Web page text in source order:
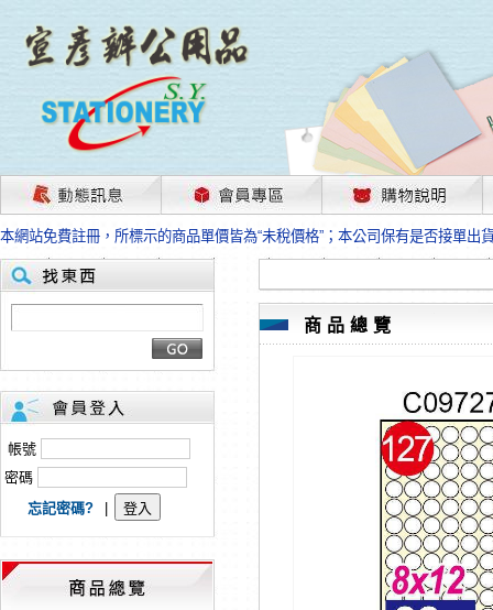
茲因國際情勢變化石油及塑化原物料波動漲幅甚大，部份上游供應商已採取
本網站免費註冊，所標示的商品單價皆為“未稅價格”；本公司保有是否接單出
HP、EPSON、CANON原廠耗材價格浮動，下單前請先跟客服人員確認最新
本網站免費註冊，所標示的商品單價皆為“未稅價格”；本公司保有是否接單出
匯款客戶請注意！因商品繁複來不及發現短缺，遂待客服人員跟您確認訂單
本網站免費註冊，所標示的商品單價皆為“未稅價格”；本公司保有是否接單出
茲因國際情勢變化石油及塑化原物料波動漲幅甚大，部份上游供應商已採取
本網站免費註冊，所標示的商品單價皆為“未稅價格”；本公司保有是否接單出
HP、EPSON、CANON原廠耗材價格浮動，下單前請先跟客服人員確認最新
本網站免費註冊，所標示的商品單價皆為“未稅價格”；本公司保有是否接單出
匯款客戶請注意！因商品繁複來不及發現短缺，遂待客服人員跟您確認訂單
本網站免費註冊，所標示的商品單價皆為“未稅價格”；本公司保有是否接單出
帳號
密碼
忘記密碼?
商品總覽